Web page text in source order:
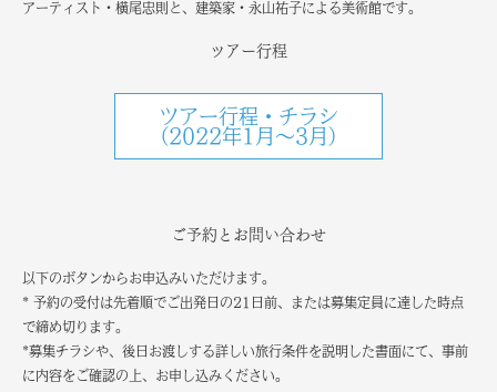
アーティスト・横尾忠則と、建築家・永山祐子による美術館です。
ツアー行程
ツアー行程・チラシ
（2022年1月～3月）
ご予約とお問い合わせ
以下のボタンからお申込みいただけます。
* 予約の受付は先着順でご出発日の21日前、または募集定員に達した時点
で締め切ります。
*募集チラシや、後日お渡しする詳しい旅行条件を説明した書面にて、事前
に内容をご確認の上、お申し込みください。